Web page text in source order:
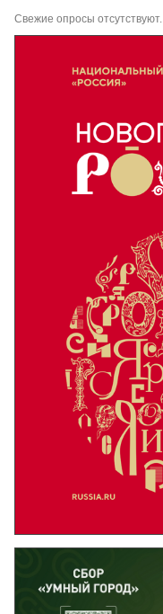
Свежие опросы отсутствуют...